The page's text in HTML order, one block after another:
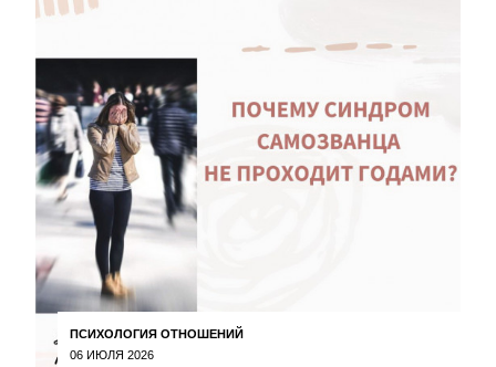
ПСИХОЛОГИЯ ОТНОШЕНИЙ
06 ИЮЛЯ 2026